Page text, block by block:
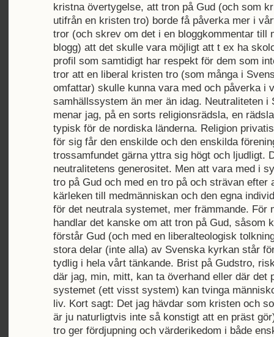
kristna övertygelse, att tron på Gud (och som
utifrån en kristen tro) borde få påverka mer i
tror (och skrev om det i en bloggkommentar till
blogg) att det skulle vara möjligt att t ex ha
profil som samtidigt har respekt för dem som
tror att en liberal kristen tro (som många i
omfattar) skulle kunna vara med och påverka i
samhällssystem än mer än idag. Neutraliteten i
menar jag, på en sorts religionsrädsla, en
typisk för de nordiska länderna. Religion
för sig får den enskilde och den enskilda
trossamfundet gärna yttra sig högt och ljudligt.
neutralitetens generositet. Men att vara med i
tro på Gud och med en tro på och strävan efter
kärleken till medmänniskan och den egna
för det neutrala systemet, mer främmande. För
handlar det kanske om att tron på Gud, såsom
förstår Gud (och med en liberalteologisk
stora delar (inte alla) av Svenska kyrkan står
tydlig i hela vårt tänkande. Brist på Gudstro,
där jag, min, mitt, kan ta överhand eller där det
systemet (ett visst system) kan tvinga
liv. Kort sagt: Det jag hävdar som kristen och
är ju naturligtvis inte så konstigt att en präst
tro ger fördjupning och värderikedom i både